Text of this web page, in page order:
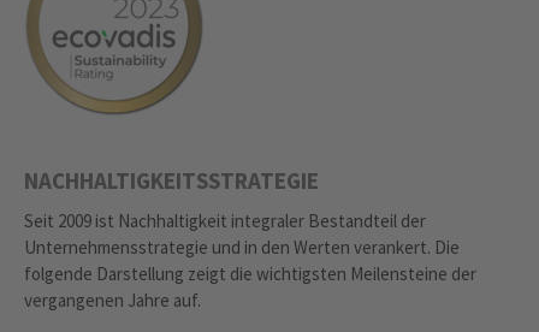
NACHHALTIGKEITSSTRATEGIE
Seit 2009 ist Nachhaltigkeit integraler Bestandteil der
Unternehmensstrategie und in den Werten verankert. Die
folgende Darstellung zeigt die wichtigsten Meilensteine der
vergangenen Jahre auf.